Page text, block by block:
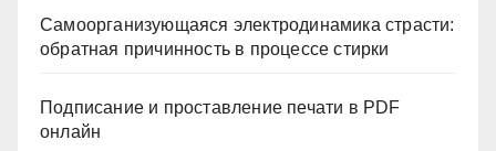
Самоорганизующаяся электродинамика страсти:
обратная причинность в процессе стирки
Подписание и проставление печати в PDF
онлайн